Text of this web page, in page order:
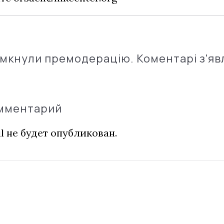
премодерацію. Коментарі
не будет опубликован.